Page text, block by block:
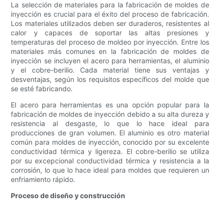
La selección de materiales para la fabricación de moldes de
inyección es crucial para el éxito del proceso de fabricación.
Los materiales utilizados deben ser duraderos, resistentes al
calor y capaces de soportar las altas presiones y
temperaturas del proceso de moldeo por inyección. Entre los
materiales más comunes en la fabricación de moldes de
inyección se incluyen el acero para herramientas, el aluminio
y el cobre-berilio. Cada material tiene sus ventajas y
desventajas, según los requisitos específicos del molde que
se esté fabricando.
El acero para herramientas es una opción popular para la
fabricación de moldes de inyección debido a su alta dureza y
resistencia al desgaste, lo que lo hace ideal para
producciones de gran volumen. El aluminio es otro material
común para moldes de inyección, conocido por su excelente
conductividad térmica y ligereza. El cobre-berilio se utiliza
por su excepcional conductividad térmica y resistencia a la
corrosión, lo que lo hace ideal para moldes que requieren un
enfriamiento rápido.
Proceso de diseño y construcción